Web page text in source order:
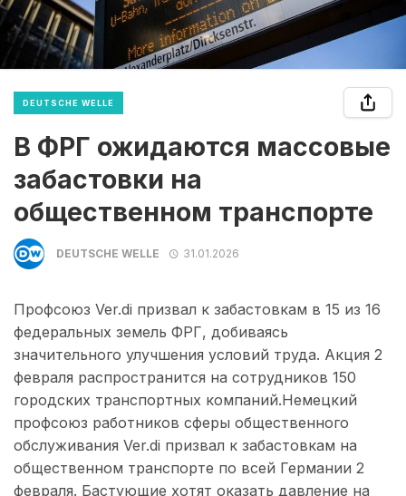
DEUTSCHE WELLE
В ФРГ ожидаются массовые
забастовки на
общественном транспорте
DEUTSCHE WELLE 31.01.2026
Профсоюз Ver.di призвал к забастовкам в 15 из 16
федеральных земель ФРГ, добиваясь
значительного улучшения условий труда. Акция 2
февраля распространится на сотрудников 150
городских транспортных компаний.Немецкий
профсоюз работников сферы общественного
обслуживания Ver.di призвал к забастовкам на
общественном транспорте по всей Германии 2
февраля. Бастующие хотят оказать давление на